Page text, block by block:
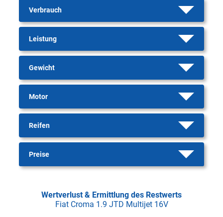
Verbrauch
Leistung
Gewicht
Motor
Reifen
Preise
Wertverlust & Ermittlung des Restwerts
Fiat Croma 1.9 JTD Multijet 16V